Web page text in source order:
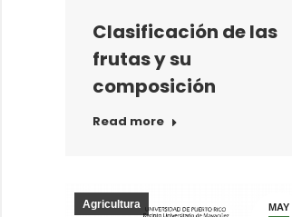
Clasificación de las
frutas y su
composición
Read more
MAY
Agricultura